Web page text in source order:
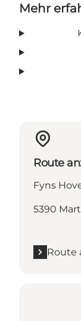
Mehr
Route
Fyns
5390
Route